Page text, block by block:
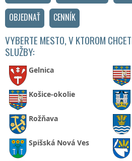
OBJEDNAŤ
CENNÍK
VYBERTE MESTO, V KTOROM
SLUŽBY:
Gelnica
Košice-okolie
Rožňava
Spišská Nová Ves